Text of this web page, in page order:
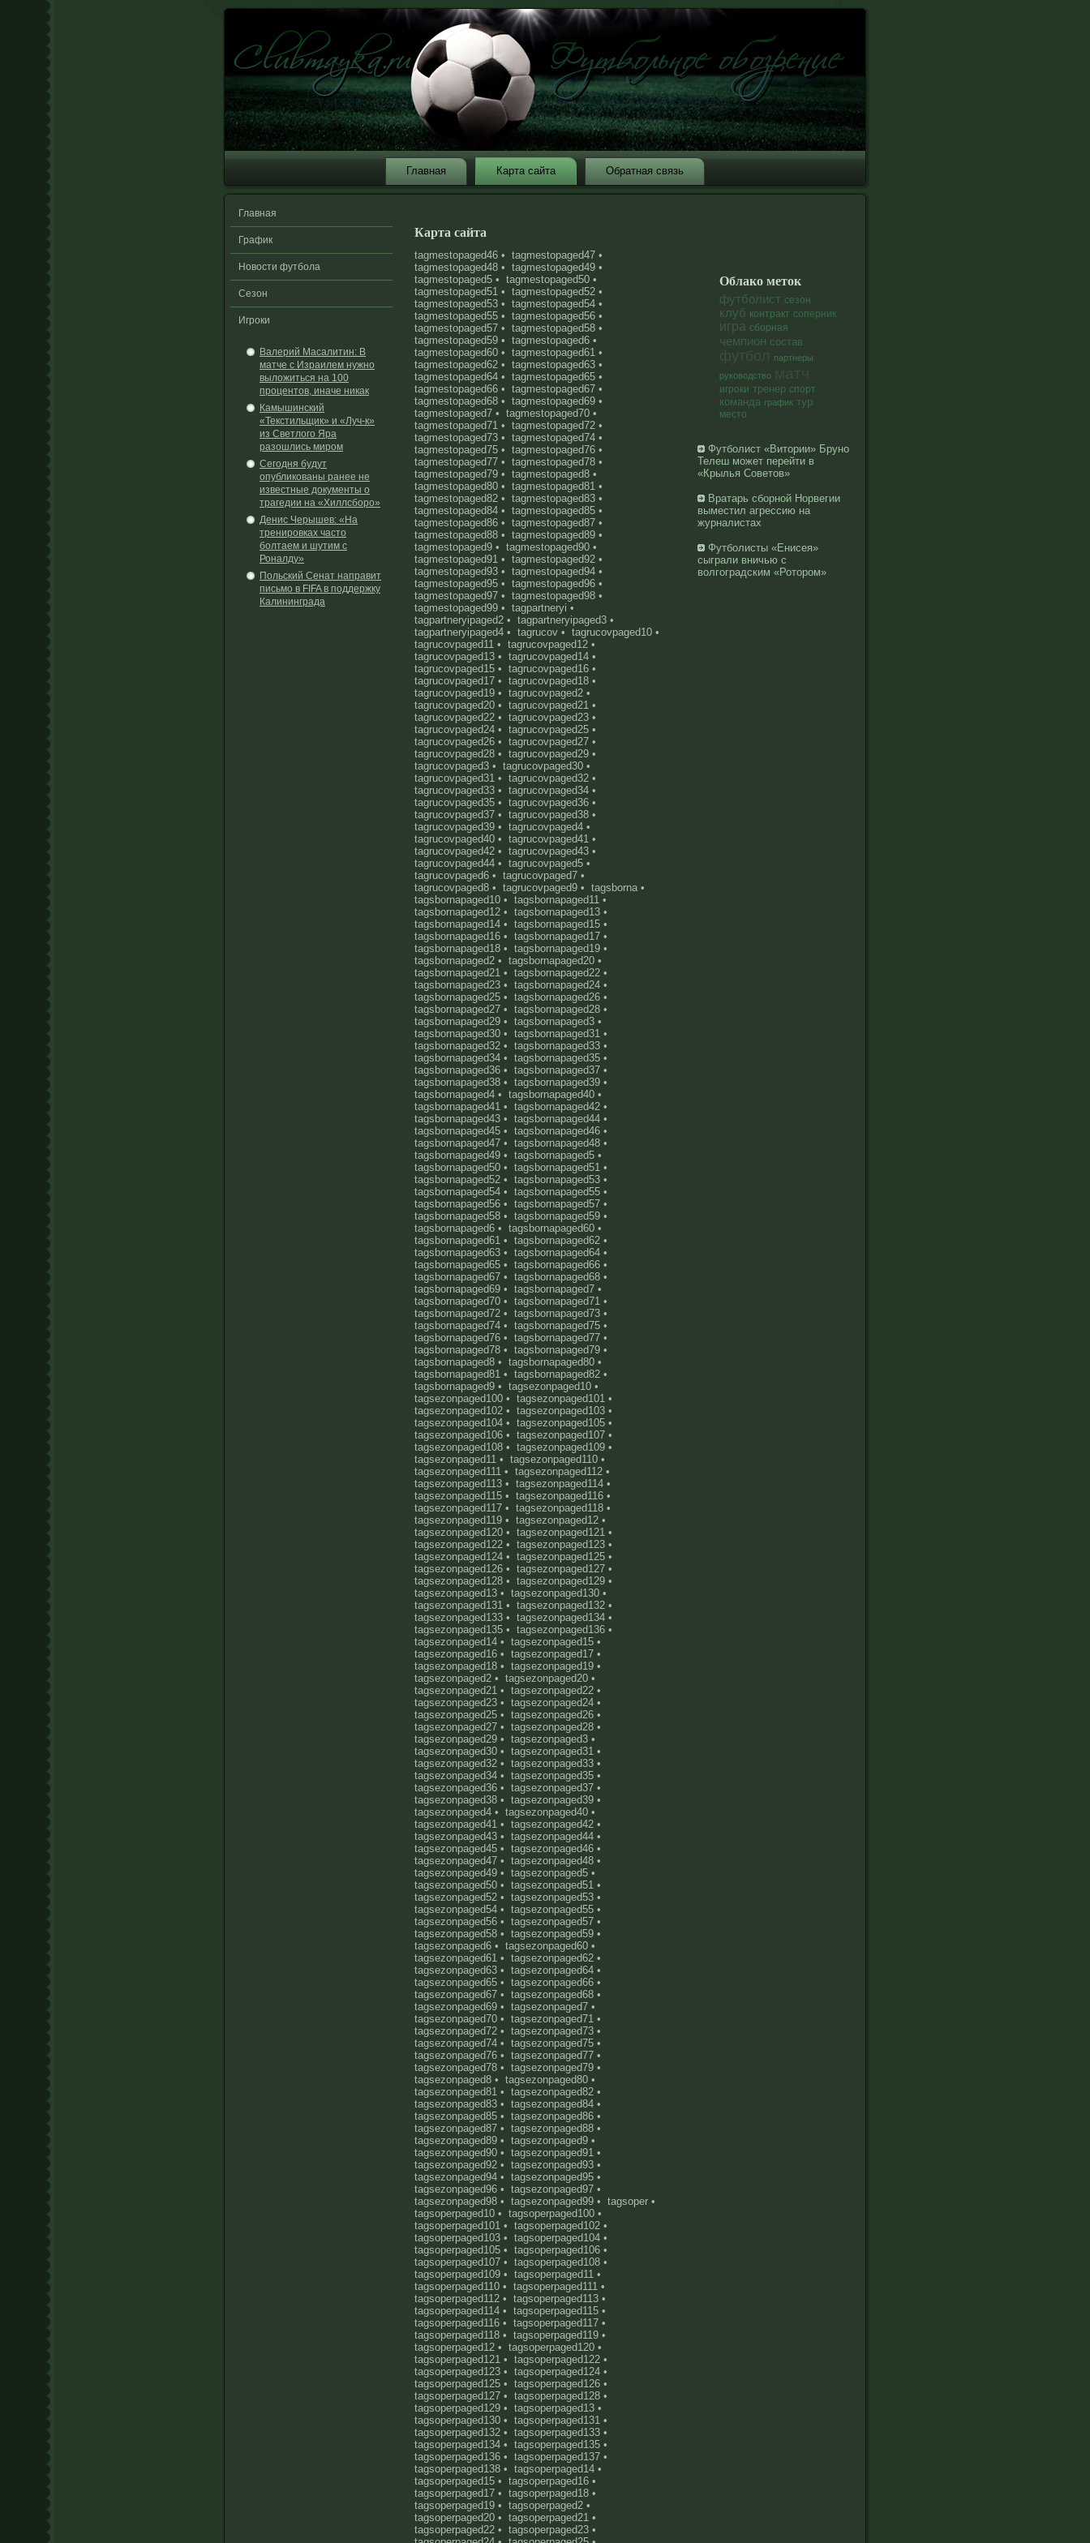
Главная Карта сайта Обратная связь
Главная
График
Новости футбола
Сезон
Игроки
Валерий Масалитин: В
матче с Израилем нужно
выложиться на 100
процентов, иначе никак
Камышинский
«Текстильщик» и «Луч-к»
из Светлого Яра
разошлись миром
Сегодня будут
опубликованы ранее не
известные документы о
трагедии на «Хиллсборо»
Денис Черышев: «На
тренировках часто
болтаем и шутим с
Роналду»
Польский Сенат направит
письмо в FIFA в поддержку
Калининграда
Карта сайта
tagmestopaged46 • tagmestopaged47 •
tagmestopaged48 • tagmestopaged49 •
tagmestopaged5 • tagmestopaged50 •
tagmestopaged51 • tagmestopaged52 •
tagmestopaged53 • tagmestopaged54 •
tagmestopaged55 • tagmestopaged56 •
tagmestopaged57 • tagmestopaged58 •
tagmestopaged59 • tagmestopaged6 •
tagmestopaged60 • tagmestopaged61 •
tagmestopaged62 • tagmestopaged63 •
tagmestopaged64 • tagmestopaged65 •
tagmestopaged66 • tagmestopaged67 •
tagmestopaged68 • tagmestopaged69 •
tagmestopaged7 • tagmestopaged70 •
tagmestopaged71 • tagmestopaged72 •
tagmestopaged73 • tagmestopaged74 •
tagmestopaged75 • tagmestopaged76 •
tagmestopaged77 • tagmestopaged78 •
tagmestopaged79 • tagmestopaged8 •
tagmestopaged80 • tagmestopaged81 •
tagmestopaged82 • tagmestopaged83 •
tagmestopaged84 • tagmestopaged85 •
tagmestopaged86 • tagmestopaged87 •
tagmestopaged88 • tagmestopaged89 •
tagmestopaged9 • tagmestopaged90 •
tagmestopaged91 • tagmestopaged92 •
tagmestopaged93 • tagmestopaged94 •
tagmestopaged95 • tagmestopaged96 •
tagmestopaged97 • tagmestopaged98 •
tagmestopaged99 • tagpartneryi •
tagpartneryipaged2 • tagpartneryipaged3 •
tagpartneryipaged4 • tagrucov • tagrucovpaged10 •
tagrucovpaged11 • tagrucovpaged12 •
tagrucovpaged13 • tagrucovpaged14 •
tagrucovpaged15 • tagrucovpaged16 •
tagrucovpaged17 • tagrucovpaged18 •
tagrucovpaged19 • tagrucovpaged2 •
tagrucovpaged20 • tagrucovpaged21 •
tagrucovpaged22 • tagrucovpaged23 •
tagrucovpaged24 • tagrucovpaged25 •
tagrucovpaged26 • tagrucovpaged27 •
tagrucovpaged28 • tagrucovpaged29 •
tagrucovpaged3 • tagrucovpaged30 •
tagrucovpaged31 • tagrucovpaged32 •
tagrucovpaged33 • tagrucovpaged34 •
tagrucovpaged35 • tagrucovpaged36 •
tagrucovpaged37 • tagrucovpaged38 •
tagrucovpaged39 • tagrucovpaged4 •
tagrucovpaged40 • tagrucovpaged41 •
tagrucovpaged42 • tagrucovpaged43 •
tagrucovpaged44 • tagrucovpaged5 •
tagrucovpaged6 • tagrucovpaged7 •
tagrucovpaged8 • tagrucovpaged9 • tagsborna •
tagsbornapaged10 • tagsbornapaged11 •
tagsbornapaged12 • tagsbornapaged13 •
tagsbornapaged14 • tagsbornapaged15 •
tagsbornapaged16 • tagsbornapaged17 •
tagsbornapaged18 • tagsbornapaged19 •
tagsbornapaged2 • tagsbornapaged20 •
tagsbornapaged21 • tagsbornapaged22 •
tagsbornapaged23 • tagsbornapaged24 •
tagsbornapaged25 • tagsbornapaged26 •
tagsbornapaged27 • tagsbornapaged28 •
tagsbornapaged29 • tagsbornapaged3 •
tagsbornapaged30 • tagsbornapaged31 •
tagsbornapaged32 • tagsbornapaged33 •
tagsbornapaged34 • tagsbornapaged35 •
tagsbornapaged36 • tagsbornapaged37 •
tagsbornapaged38 • tagsbornapaged39 •
tagsbornapaged4 • tagsbornapaged40 •
tagsbornapaged41 • tagsbornapaged42 •
tagsbornapaged43 • tagsbornapaged44 •
tagsbornapaged45 • tagsbornapaged46 •
tagsbornapaged47 • tagsbornapaged48 •
tagsbornapaged49 • tagsbornapaged5 •
tagsbornapaged50 • tagsbornapaged51 •
tagsbornapaged52 • tagsbornapaged53 •
tagsbornapaged54 • tagsbornapaged55 •
tagsbornapaged56 • tagsbornapaged57 •
tagsbornapaged58 • tagsbornapaged59 •
tagsbornapaged6 • tagsbornapaged60 •
tagsbornapaged61 • tagsbornapaged62 •
tagsbornapaged63 • tagsbornapaged64 •
tagsbornapaged65 • tagsbornapaged66 •
tagsbornapaged67 • tagsbornapaged68 •
tagsbornapaged69 • tagsbornapaged7 •
tagsbornapaged70 • tagsbornapaged71 •
tagsbornapaged72 • tagsbornapaged73 •
tagsbornapaged74 • tagsbornapaged75 •
tagsbornapaged76 • tagsbornapaged77 •
tagsbornapaged78 • tagsbornapaged79 •
tagsbornapaged8 • tagsbornapaged80 •
tagsbornapaged81 • tagsbornapaged82 •
tagsbornapaged9 • tagsezonpaged10 •
tagsezonpaged100 • tagsezonpaged101 •
tagsezonpaged102 • tagsezonpaged103 •
tagsezonpaged104 • tagsezonpaged105 •
tagsezonpaged106 • tagsezonpaged107 •
tagsezonpaged108 • tagsezonpaged109 •
tagsezonpaged11 • tagsezonpaged110 •
tagsezonpaged111 • tagsezonpaged112 •
tagsezonpaged113 • tagsezonpaged114 •
tagsezonpaged115 • tagsezonpaged116 •
tagsezonpaged117 • tagsezonpaged118 •
tagsezonpaged119 • tagsezonpaged12 •
tagsezonpaged120 • tagsezonpaged121 •
tagsezonpaged122 • tagsezonpaged123 •
tagsezonpaged124 • tagsezonpaged125 •
tagsezonpaged126 • tagsezonpaged127 •
tagsezonpaged128 • tagsezonpaged129 •
tagsezonpaged13 • tagsezonpaged130 •
tagsezonpaged131 • tagsezonpaged132 •
tagsezonpaged133 • tagsezonpaged134 •
tagsezonpaged135 • tagsezonpaged136 •
tagsezonpaged14 • tagsezonpaged15 •
tagsezonpaged16 • tagsezonpaged17 •
tagsezonpaged18 • tagsezonpaged19 •
tagsezonpaged2 • tagsezonpaged20 •
tagsezonpaged21 • tagsezonpaged22 •
tagsezonpaged23 • tagsezonpaged24 •
tagsezonpaged25 • tagsezonpaged26 •
tagsezonpaged27 • tagsezonpaged28 •
tagsezonpaged29 • tagsezonpaged3 •
tagsezonpaged30 • tagsezonpaged31 •
tagsezonpaged32 • tagsezonpaged33 •
tagsezonpaged34 • tagsezonpaged35 •
tagsezonpaged36 • tagsezonpaged37 •
tagsezonpaged38 • tagsezonpaged39 •
tagsezonpaged4 • tagsezonpaged40 •
tagsezonpaged41 • tagsezonpaged42 •
tagsezonpaged43 • tagsezonpaged44 •
tagsezonpaged45 • tagsezonpaged46 •
tagsezonpaged47 • tagsezonpaged48 •
tagsezonpaged49 • tagsezonpaged5 •
tagsezonpaged50 • tagsezonpaged51 •
tagsezonpaged52 • tagsezonpaged53 •
tagsezonpaged54 • tagsezonpaged55 •
tagsezonpaged56 • tagsezonpaged57 •
tagsezonpaged58 • tagsezonpaged59 •
tagsezonpaged6 • tagsezonpaged60 •
tagsezonpaged61 • tagsezonpaged62 •
tagsezonpaged63 • tagsezonpaged64 •
tagsezonpaged65 • tagsezonpaged66 •
tagsezonpaged67 • tagsezonpaged68 •
tagsezonpaged69 • tagsezonpaged7 •
tagsezonpaged70 • tagsezonpaged71 •
tagsezonpaged72 • tagsezonpaged73 •
tagsezonpaged74 • tagsezonpaged75 •
tagsezonpaged76 • tagsezonpaged77 •
tagsezonpaged78 • tagsezonpaged79 •
tagsezonpaged8 • tagsezonpaged80 •
tagsezonpaged81 • tagsezonpaged82 •
tagsezonpaged83 • tagsezonpaged84 •
tagsezonpaged85 • tagsezonpaged86 •
tagsezonpaged87 • tagsezonpaged88 •
tagsezonpaged89 • tagsezonpaged9 •
tagsezonpaged90 • tagsezonpaged91 •
tagsezonpaged92 • tagsezonpaged93 •
tagsezonpaged94 • tagsezonpaged95 •
tagsezonpaged96 • tagsezonpaged97 •
tagsezonpaged98 • tagsezonpaged99 • tagsoper •
tagsoperpaged10 • tagsoperpaged100 •
tagsoperpaged101 • tagsoperpaged102 •
tagsoperpaged103 • tagsoperpaged104 •
tagsoperpaged105 • tagsoperpaged106 •
tagsoperpaged107 • tagsoperpaged108 •
tagsoperpaged109 • tagsoperpaged11 •
tagsoperpaged110 • tagsoperpaged111 •
tagsoperpaged112 • tagsoperpaged113 •
tagsoperpaged114 • tagsoperpaged115 •
tagsoperpaged116 • tagsoperpaged117 •
tagsoperpaged118 • tagsoperpaged119 •
tagsoperpaged12 • tagsoperpaged120 •
tagsoperpaged121 • tagsoperpaged122 •
tagsoperpaged123 • tagsoperpaged124 •
tagsoperpaged125 • tagsoperpaged126 •
tagsoperpaged127 • tagsoperpaged128 •
tagsoperpaged129 • tagsoperpaged13 •
tagsoperpaged130 • tagsoperpaged131 •
tagsoperpaged132 • tagsoperpaged133 •
tagsoperpaged134 • tagsoperpaged135 •
tagsoperpaged136 • tagsoperpaged137 •
tagsoperpaged138 • tagsoperpaged14 •
tagsoperpaged15 • tagsoperpaged16 •
tagsoperpaged17 • tagsoperpaged18 •
tagsoperpaged19 • tagsoperpaged2 •
tagsoperpaged20 • tagsoperpaged21 •
tagsoperpaged22 • tagsoperpaged23 •
Облако меток
футболист сезон
клуб контракт соперник
игра сборная
чемпион состав
футбол партнеры
руководство
игроки тренер спорт
команда график тур
место
Футболист «Витории» Бруно
Телеш может перейти в
«Крылья Советов»
Вратарь сборной Норвегии
выместил агрессию на
журналистах
Футболисты «Енисея»
сыграли вничью с
волгоградским «Ротором»